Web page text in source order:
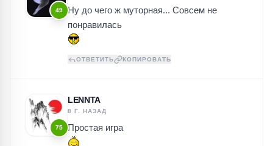
49
Ну до чего ж муторная... Совсем не
понравилась
ОТВЕТИТЬ КОПИРОВАТЬ
75
LENNTA
8 Г. НАЗАД
Простая игра